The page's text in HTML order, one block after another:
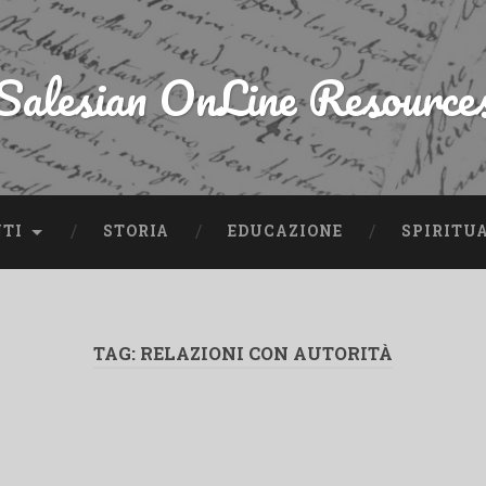
OnLine
STORIA EDUCAZIONE
TAG: RELAZIONI CON AUTORITÀ